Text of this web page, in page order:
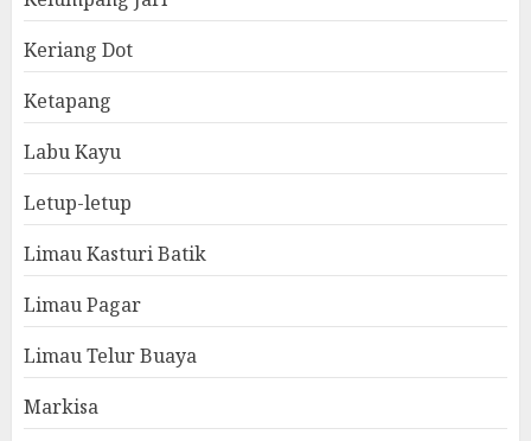
Keriang Dot
Ketapang
Labu Kayu
Letup-letup
Limau Kasturi Batik
Limau Pagar
Limau Telur Buaya
Markisa